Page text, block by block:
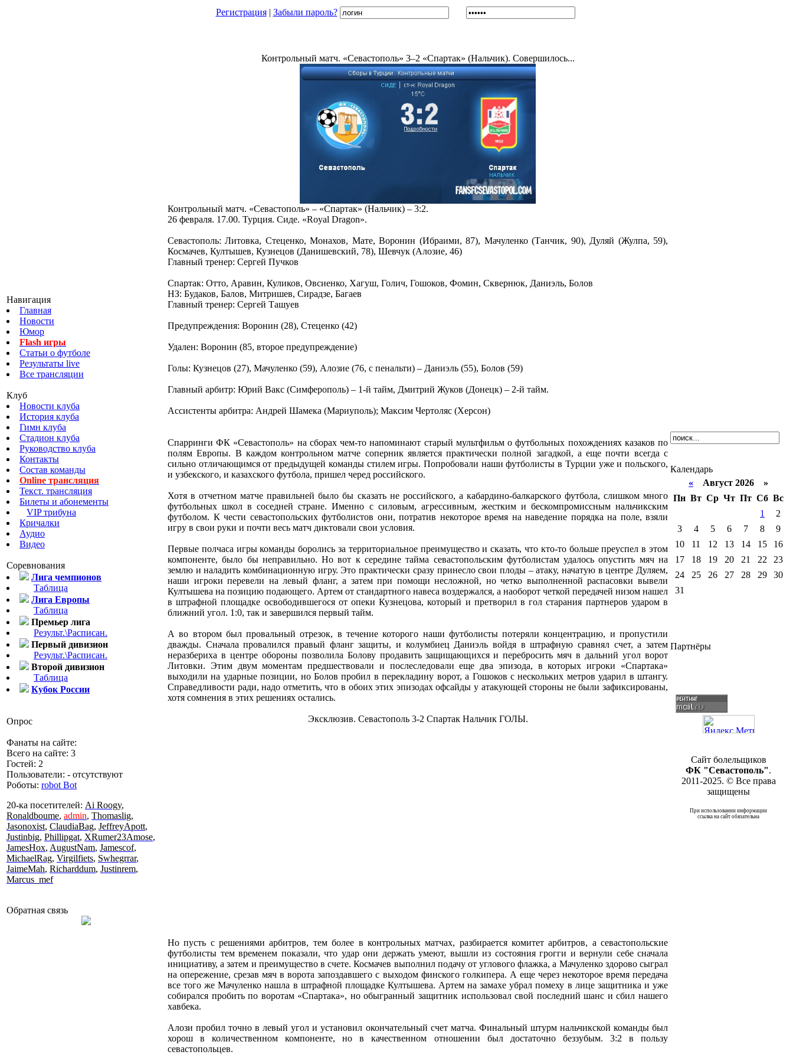
Регистрация| Забыли пароль?
Навигация
Главная
Новости
Юмор
Flash игры
Статьи о футболе
Результаты live
Все трансляции
Клуб
Новости клуба
История клуба
Гимн клуба
Стадион клуба
Руководство клуба
Контакты
Состав команды
Online трансляция
Текст. трансляция
Билеты и абонементы
VIP трибуна
Кричалки
Аудио
Видео
Соревнования
Лига чемпионов
Таблица
Лига Европы
Таблица
Премьер лига
Результ.\Расписан.
Первый дивизион
Результ.\Расписан.
Второй дивизион
Таблица
Кубок России
Опрос
Фанаты на сайте:
Всего на сайте: 3
Гостей: 2
Пользователи: - отсутствуют
Роботы: robot Bot
20-ка посетителей: Ai Roogy,
Ronaldboume, admin, Thomaslig,
Jasonoxist, ClaudiaBag, JeffreyApott,
Justinbig, Phillipgat, XRumer23Amose,
JamesHox, AugustNam, Jamescof,
MichaelRag, Virgilfiets, Swhegrrar,
JaimeMah, Richarddum, Justinrem,
Marcus_mef
Обратная связь
Контрольный матч. «Севастополь» 3–2 «Спартак» (Нальчик). Совершилось...
Контрольный матч. «Севастополь» – «Спартак» (Нальчик) – 3:2.
26 февраля. 17.00. Турция. Сиде. «Royal Dragon».
Севастополь: Литовка, Стеценко, Монахов, Мате, Воронин (Ибраими, 87), Мачуленко (Танчик, 90), Дуляй (Жулпа, 59),
Космачев, Култышев, Кузнецов (Данишевский, 78), Шевчук (Алозие, 46)
Главный тренер: Сергей Пучков
Спартак: Отто, Аравин, Куликов, Овсиенко, Хагуш, Голич, Гошоков, Фомин, Сквернюк, Даниэль, Болов
НЗ: Будаков, Балов, Митришев, Сирадзе, Багаев
Главный тренер: Сергей Ташуев
Предупреждения: Воронин (28), Стеценко (42)
Удален: Воронин (85, второе предупреждение)
Голы: Кузнецов (27), Мачуленко (59), Алозие (76, с пенальти) – Даниэль (55), Болов (59)
Главный арбитр: Юрий Вакс (Симферополь) – 1-й тайм, Дмитрий Жуков (Донецк) – 2-й тайм.
Ассистенты арбитра: Андрей Шамека (Мариуполь); Максим Чертоляс (Херсон)
Спарринги ФК «Севастополь» на сборах чем-то напоминают старый мультфильм о футбольных похождениях казаков по
полям Европы. В каждом контрольном матче соперник является практически полной загадкой, а еще почти всегда с
сильно отличающимся от предыдущей команды стилем игры. Попробовали наши футболисты в Турции уже и польского,
и узбекского, и казахского футбола, пришел черед российского.
Хотя в отчетном матче правильней было бы сказать не российского, а кабардино-балкарского футбола, слишком много
футбольных школ в соседней стране. Именно с силовым, агрессивным, жестким и бескомпромиссным нальчикским
футболом. К чести севастопольских футболистов они, потратив некоторое время на наведение порядка на поле, взяли
игру в свои руки и почти весь матч диктовали свои условия.
Первые полчаса игры команды боролись за территориальное преимущество и сказать, что кто-то больше преуспел в этом
компоненте, было бы неправильно. Но вот к середине тайма севастопольским футболистам удалось опустить мяч на
землю и наладить комбинационную игру. Это практически сразу принесло свои плоды – атаку, начатую в центре Дуляем,
наши игроки перевели на левый фланг, а затем при помощи несложной, но четко выполненной распасовки вывели
Култышева на позицию подающего. Артем от стандартного навеса воздержался, а наоборот четкой передачей низом нашел
в штрафной площадке освободившегося от опеки Кузнецова, который и претворил в гол старания партнеров ударом в
ближний угол. 1:0, так и завершился первый тайм.
А во втором был провальный отрезок, в течение которого наши футболисты потеряли концентрацию, и пропустили
дважды. Сначала провалился правый фланг защиты, и колумбиец Даниэль войдя в штрафную сравнял счет, а затем
неразбериха в центре обороны позволила Болову продавить защищающихся и перебросить мяч в дальний угол ворот
Литовки. Этим двум моментам предшествовали и послеследовали еще два эпизода, в которых игроки «Спартака»
выходили на ударные позиции, но Болов пробил в перекладину ворот, а Гошоков с нескольких метров ударил в штангу.
Справедливости ради, надо отметить, что в обоих этих эпизодах офсайды у атакующей стороны не были зафиксированы,
хотя сомнения в этих решениях остались.
Эксклюзив. Севастополь 3-2 Спартак Нальчик ГОЛЫ.
Но пусть с решениями арбитров, тем более в контрольных матчах, разбирается комитет арбитров, а севастопольские
футболисты тем временем показали, что удар они держать умеют, вышли из состояния грогги и вернули себе сначала
инициативу, а затем и преимущество в счете. Космачев выполнил подачу от углового флажка, а Мачуленко здорово сыграл
на опережение, срезав мяч в ворота запоздавшего с выходом финского голкипера. А еще через некоторое время передача
все того же Мачуленко нашла в штрафной площадке Култышева. Артем на замахе убрал помеху в лице защитника и уже
собирался пробить по воротам «Спартака», но обыгранный защитник использовал свой последний шанс и сбил нашего
хавбека.
Алози пробил точно в левый угол и установил окончательный счет матча. Финальный штурм нальчикской команды был
хорош в количественном компоненте, но в качественном отношении был достаточно беззубым. 3:2 в пользу
севастопольцев.
Календарь
« Август 2026 »
Пн Вт Ср Чт Пт Сб Вс
1
2
3
4 5 6 7 8
9
10
11 12 13 14 15
16
17
18 19 20 21 22
23
24
25 26 27 28 29
30
31
Партнёры
Сайт болельщиков
ФК "Севастополь".
2011-2025. © Все права
защищены
При использовании информации
ссылка на сайт обязательна